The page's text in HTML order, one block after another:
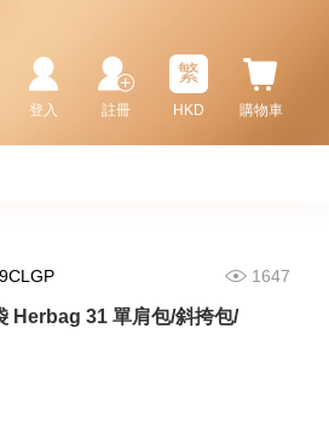
購物車
繁
HKD
註冊
登入
1647
Herbag 31 單肩包/斜挎包/
愛馬仕 手袋 Picotin 18